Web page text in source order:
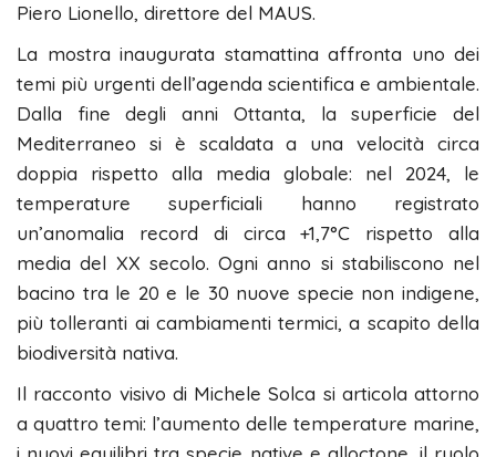
Piero Lionello, direttore del MAUS.
La mostra inaugurata stamattina affronta uno dei
temi più urgenti dell’agenda scientifica e ambientale.
Dalla fine degli anni Ottanta, la superficie del
Mediterraneo si è scaldata a una velocità circa
doppia rispetto alla media globale: nel 2024, le
temperature superficiali hanno registrato
un’anomalia record di circa +1,7°C rispetto alla
media del XX secolo. Ogni anno si stabiliscono nel
bacino tra le 20 e le 30 nuove specie non indigene,
più tolleranti ai cambiamenti termici, a scapito della
biodiversità nativa.
Il racconto visivo di Michele Solca si articola attorno
a quattro temi: l’aumento delle temperature marine,